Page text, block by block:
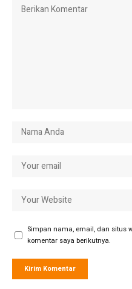
Simpan nama, email, dan situs
komentar saya berikutnya.